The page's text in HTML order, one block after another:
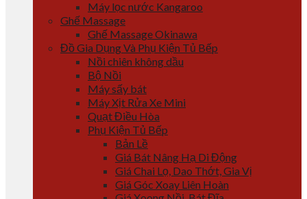
Máy lọc nước Kangaroo
Ghế Massage
Ghế Massage Okinawa
Đồ Gia Dụng Và Phụ Kiện Tủ Bếp
Nồi chiên không dầu
Bộ Nồi
Máy sấy bát
Máy Xịt Rửa Xe Mini
Quạt Điều Hòa
Phụ Kiện Tủ Bếp
Bản Lề
Giá Bát Nâng Hạ Di Động
Giá Chai Lọ, Dao Thớt, Gia Vị
Giá Góc Xoay Liên Hoàn